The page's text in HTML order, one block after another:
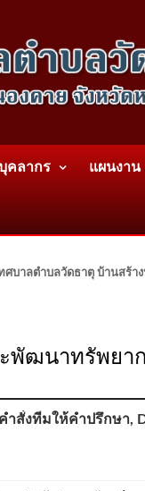
คลากร แผนงาน
ศบาลตำบลวัดธาตุ บ้านสร้า
พัฒนาทรัพยา
สั่งทีมให้คำปรึกษา,